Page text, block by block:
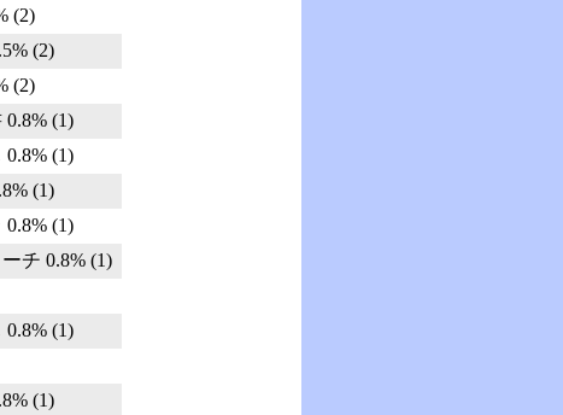
(2)
(2)
(2)
(1)
(1)
(1)
(1)
チ 0.8% (1)
(1)
(1)